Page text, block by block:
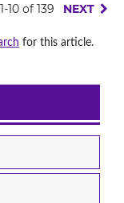
1-10 of 139 NEXT
for this article.